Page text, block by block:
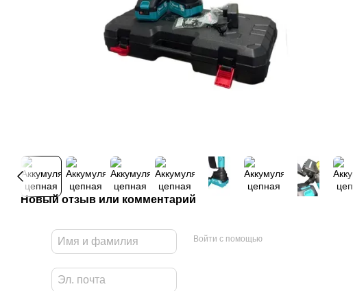
Новый отзыв или комментарий
Войти с помощью